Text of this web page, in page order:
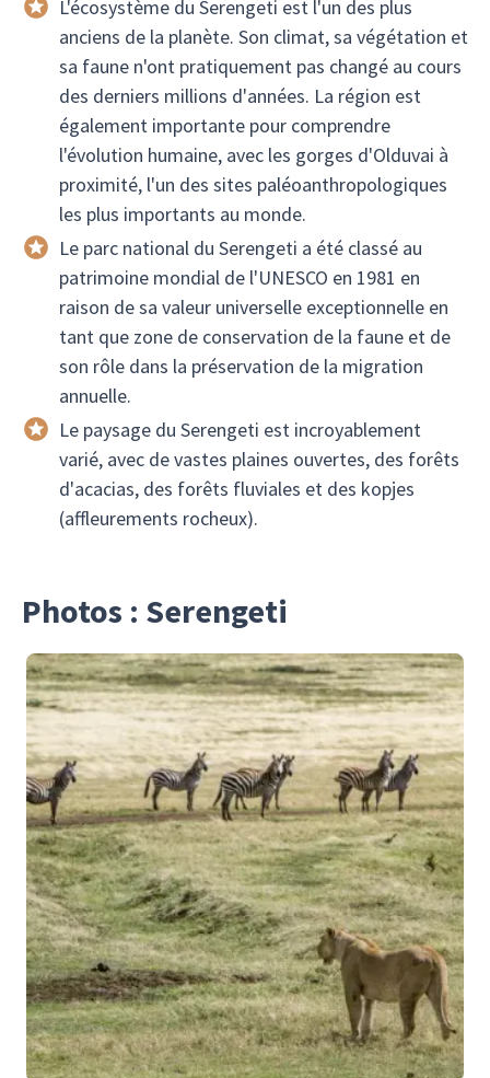
L'écosystème du Serengeti est l'un des plus
anciens de la planète. Son climat, sa végétation et
sa faune n'ont pratiquement pas changé au cours
des derniers millions d'années. La région est
également importante pour comprendre
l'évolution humaine, avec les gorges d'Olduvai à
proximité, l'un des sites paléoanthropologiques
les plus importants au monde.
Le parc national du Serengeti a été classé au
patrimoine mondial de l'UNESCO en 1981 en
raison de sa valeur universelle exceptionnelle en
tant que zone de conservation de la faune et de
son rôle dans la préservation de la migration
annuelle.
Le paysage du Serengeti est incroyablement
varié, avec de vastes plaines ouvertes, des forêts
d'acacias, des forêts fluviales et des kopjes
(affleurements rocheux).
Photos : Serengeti